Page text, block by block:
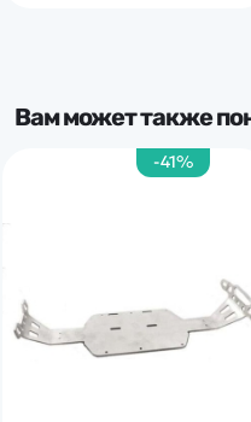
управление позволяет
скорость и направление
движения. Компактные
Вам может также
-41%